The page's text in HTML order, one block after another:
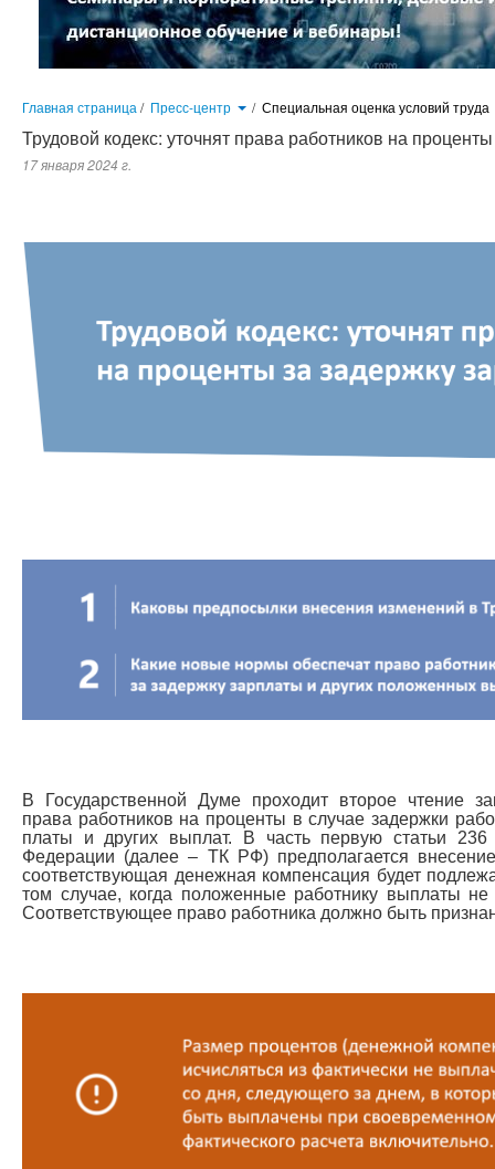
Главная страница / Пресс-центр / Специальная оценка условий труда
Трудовой кодекс: уточнят права работников на
17 января 2024 г.
В Государственной Думе проходит второе чтение
права работников на проценты в случае задержки
платы и других выплат. В часть первую статьи 236
Федерации (далее – ТК РФ) предполагается
соответствующая денежная компенсация будет
том случае, когда положенные работнику выплаты
Соответствующее право работника должно быть